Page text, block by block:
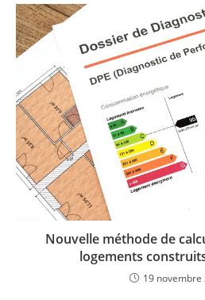
Nouvelle méthode de
logements
19 novembre